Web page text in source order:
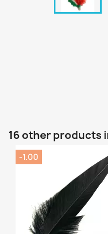
16 other products
-1.00